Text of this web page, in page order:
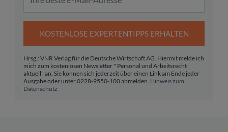
KOSTENLOSE EXPERTENTIPPS ERHALTEN
Hrsg.: VNR Verlag für die Deutsche Wirtschaft AG. Hiermit melde ich
mich zum kostenlosen Newsletter " Personal und Arbeitsrecht
aktuell" an. Sie können sich jederzeit über einen Link am Ende jeder
Ausgabe oder unter 0228-9550-100 abmelden. Hinweis zum
Datenschutz